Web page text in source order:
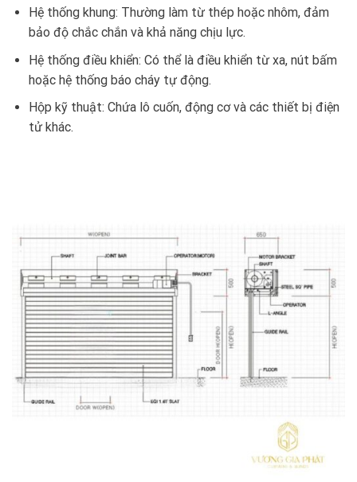
Hệ thống khung: Thường làm từ thép hoặc nhôm, đảm
bảo độ chắc chắn và khả năng chịu lực.
Hệ thống điều khiển: Có thể là điều khiển từ xa, nút bấm
hoặc hệ thống báo cháy tự động.
Hộp kỹ thuật: Chứa lô cuốn, động cơ và các thiết bị điện
tử khác.